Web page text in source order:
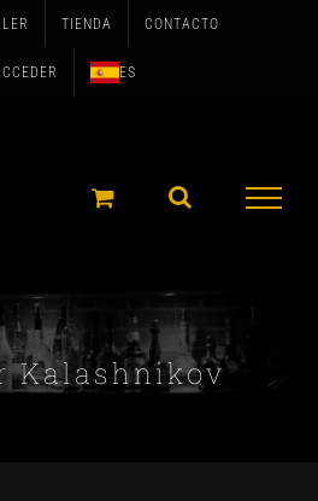
TIENDA CONTACTO
ES
Kalashnikov